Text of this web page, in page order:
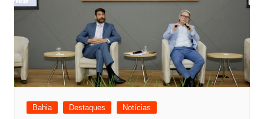
Bahia Destaques Notícias